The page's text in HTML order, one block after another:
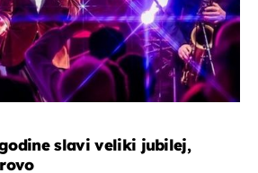
slavi veliki jubilej,